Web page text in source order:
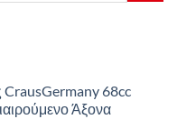
CrausGermany 68cc
Άξονα